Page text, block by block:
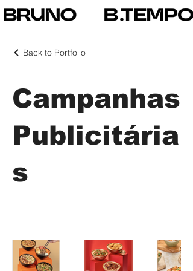
Back to Portfolio
Campanhas
Publicitária
s